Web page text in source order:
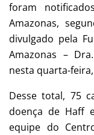
foram
Amazonas,
divulgado pela
Amazonas –
nesta quarta-
Desse total, 75
doença de Haff
equipe do